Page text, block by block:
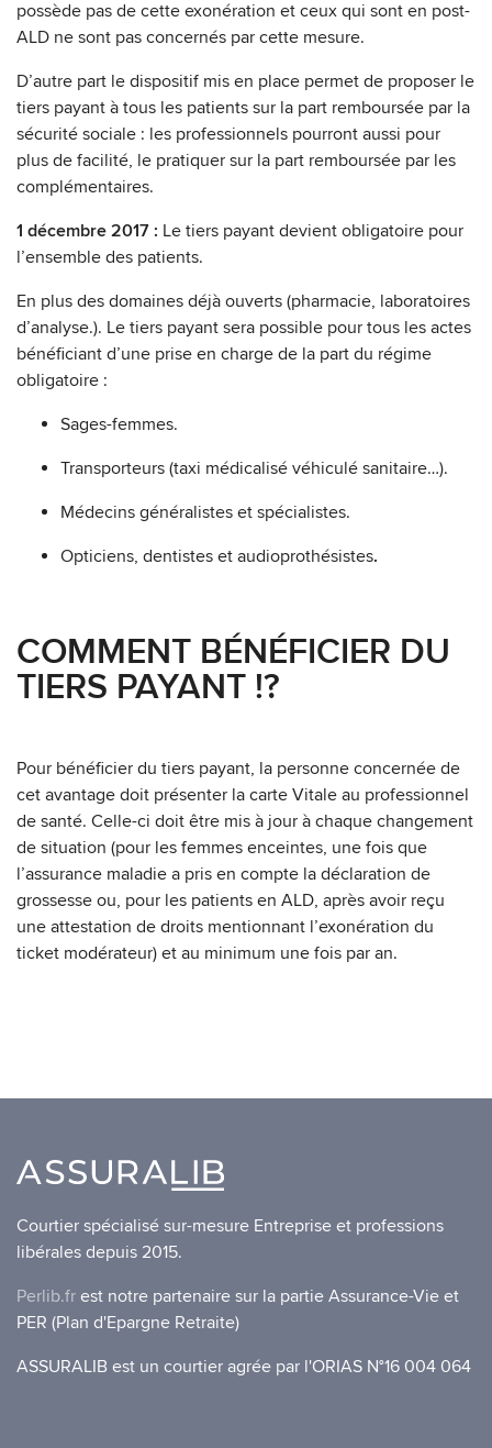
possède pas de cette exonération et ceux qui sont en post-
ALD ne sont pas concernés par cette mesure.
D’autre part le dispositif mis en place permet de proposer le
tiers payant à tous les patients sur la part remboursée par la
sécurité sociale : les professionnels pourront aussi pour
plus de facilité, le pratiquer sur la part remboursée par les
complémentaires.
1 décembre 2017 : Le tiers payant devient obligatoire pour
l’ensemble des patients.
En plus des domaines déjà ouverts (pharmacie, laboratoires
d’analyse.). Le tiers payant sera possible pour tous les actes
bénéficiant d’une prise en charge de la part du régime
obligatoire :
Sages-femmes.
Transporteurs (taxi médicalisé véhiculé sanitaire…).
Médecins généralistes et spécialistes.
Opticiens, dentistes et audioprothésistes.
COMMENT BÉNÉFICIER DU
TIERS PAYANT !?
Pour bénéficier du tiers payant, la personne concernée de
cet avantage doit présenter la carte Vitale au professionnel
de santé. Celle-ci doit être mis à jour à chaque changement
de situation (pour les femmes enceintes, une fois que
l’assurance maladie a pris en compte la déclaration de
grossesse ou, pour les patients en ALD, après avoir reçu
une attestation de droits mentionnant l’exonération du
ticket modérateur) et au minimum une fois par an.
Courtier spécialisé sur-mesure Entreprise et professions
libérales depuis 2015.
Perlib.fr est notre partenaire sur la partie Assurance-Vie et
PER (Plan d'Epargne Retraite)
ASSURALIB est un courtier agrée par l'ORIAS N°16 004 064